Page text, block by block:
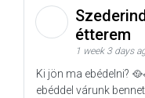
étterem
1 week 3 days
Ki jön ma ebédelni?
ebéddel várunk